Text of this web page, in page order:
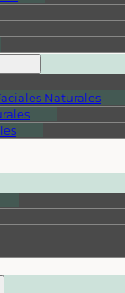
Naturales